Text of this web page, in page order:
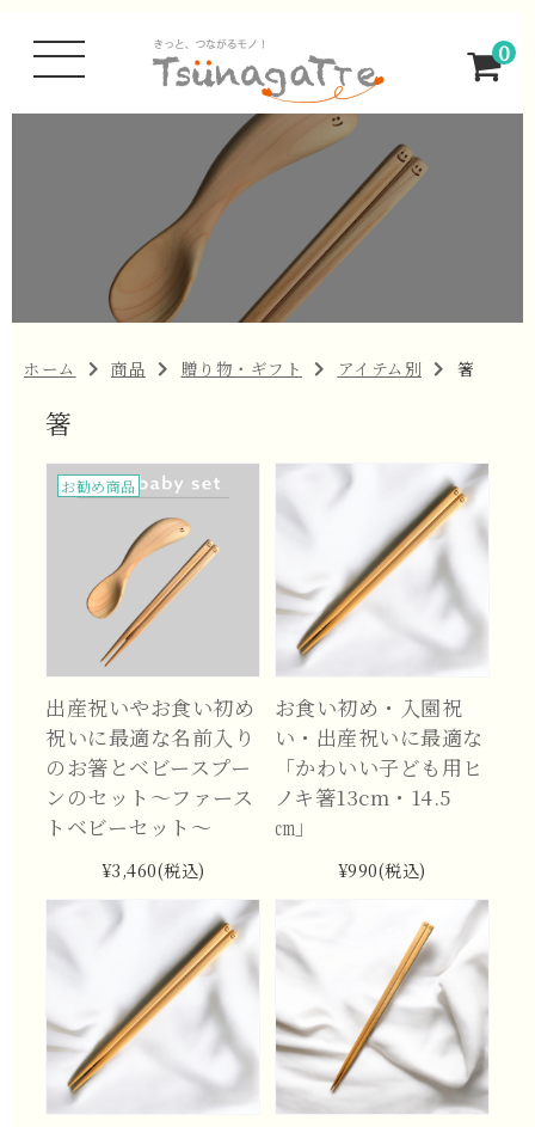
0
ホーム 商品 贈り物・ギフト アイテム別 箸
箸
お勧め商品
出産祝いやお食い初め
祝いに最適な名前入り
のお箸とベビースプー
ンのセット～ファース
トベビーセット～
¥3,460(税込)
お食い初め・入園祝
い・出産祝いに最適な
「かわいい子ども用ヒ
ノキ箸13cm・14.5
㎝」
¥990(税込)